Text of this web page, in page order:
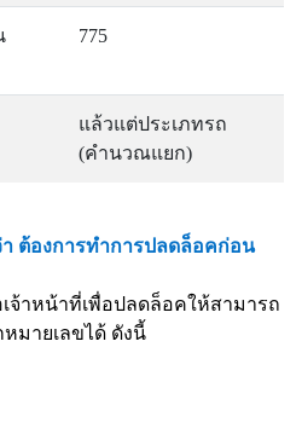
775
แล้วแต่ประเภทรถ
(คำนวณแยก)
ต้องการทำการปลดล็อคก่อน
จ้าหน้าที่เพื่อปลดล็อคให้สามารถ
มายเลขได้ ดังนี้